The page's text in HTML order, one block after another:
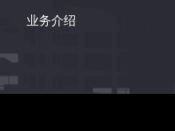
业务介绍